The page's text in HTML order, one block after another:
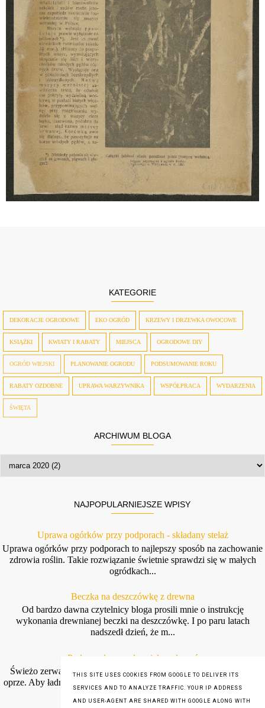
KATEGORIE
DEKORACJE OGRODOWE EKO OGRÓD KRZEWY I DRZEWKA OWOCOWE
KSIĄŻKI KWIATY I RABATY MIEJSCA OGRODOWE DIY
OGRÓD WIEJSKI PLANOWANIE OGRODU PODSUMOWANIE ROKU
RABATY OZDOBNE UPRAWA WARZYWNIKA WSPÓŁPRACA WYDARZENIA
ŚWIĘTA
ARCHIWUM BLOGA
NAJPOPULARNIEJSZE WPISY
Uprawa ogórków przy podporach - składany stelaż
Uprawa ogórków przy podporach to najlepszy sposób na zachowanie
zdrowia roślin. Takie rozwiązanie świetnie sprawdzi się w małych
ogródkach...
Beczka na deszczówkę z drewna
Od bardzo dawna czytelnicy bloga prosili mnie o instrukcję
wykonania drewnianej beczki na deszczówkę. I po paru latach
nadszedł dzień, że m...
Podpora do groszku - jak wykonać
Świeżo zerwany groszek jest tak pyszny, że chyba nikt mu się nie
oprze. Aby ładnie się piął i mógł dać duże strąki potrzebuje wsparcia.
THIS SITE USES COOKIES FROM GOOGLE TO DELIVER ITS
SERVICES AND TO ANALYZE TRAFFIC. YOUR IP ADDRESS
AND USER-AGENT ARE SHARED WITH GOOGLE ALONG WITH